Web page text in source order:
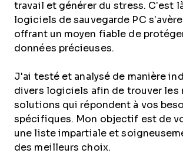
travail et générer du stress. C’est
logiciels de sauvegarde PC
offrant un moyen fiable de
données précieuses.
J'ai testé et analysé de manière
divers logiciels afin de trouver les
solutions qui répondent à vos
spécifiques. Mon objectif est de
une liste impartiale et
des meilleurs choix.